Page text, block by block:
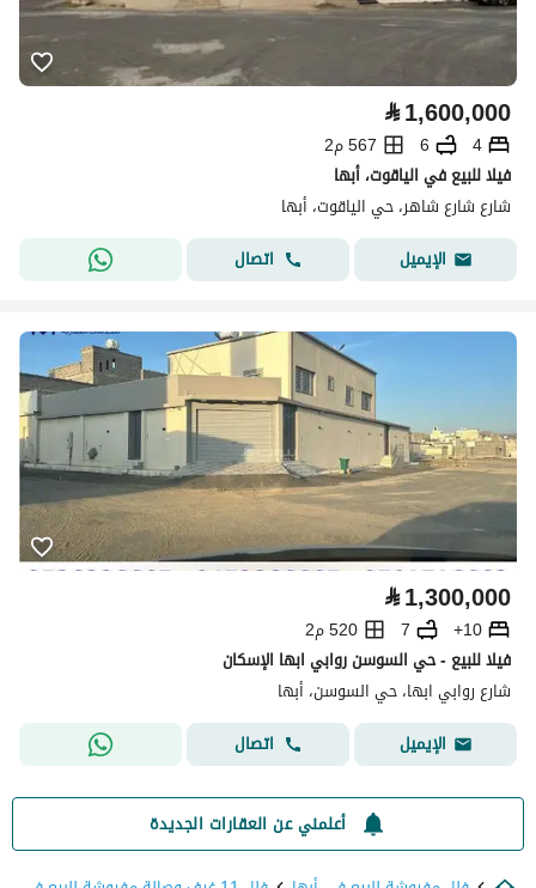
⃁1,600,000
4
6
567 م2
فيلا للبيع في الياقوت، أبها
شارع شارع شاهر، حي الياقوت، أبها
الإيميل
اتصال
⃁1,300,000
10+
7
520 م2
فيلا للبيع - حي السوسن روابي ابها الإسكان
شارع روابي ابها، حي السوسن، أبها
الإيميل
اتصال
أعلمني عن العقارات الجديدة